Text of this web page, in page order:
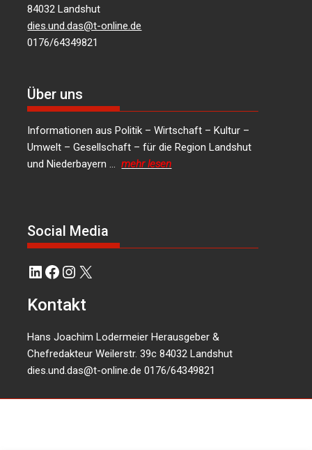
84032 Landshut
dies.und.das@t-online.de
0176/64349821
Über uns
Informationen aus Politik – Wirtschaft – Kultur –
Umwelt – Gesellschaft – für die Region Landshut
und Niederbayern …mehr lesen
Social Media
LinkedIn
Facebook
Instagram
X
Kontakt
Hans Joachim Lodermeier Herausgeber &
Chefredakteur Weilerstr. 39c 84032 Landshut
dies.und.das@t-online.de 0176/64349821